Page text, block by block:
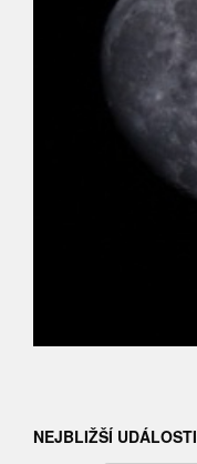
NEJBLIŽŠÍ UDÁLOSTI